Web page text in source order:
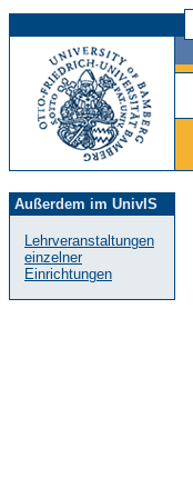
Außerdem im UnivIS
Lehrveranstaltungen
einzelner
Einrichtungen